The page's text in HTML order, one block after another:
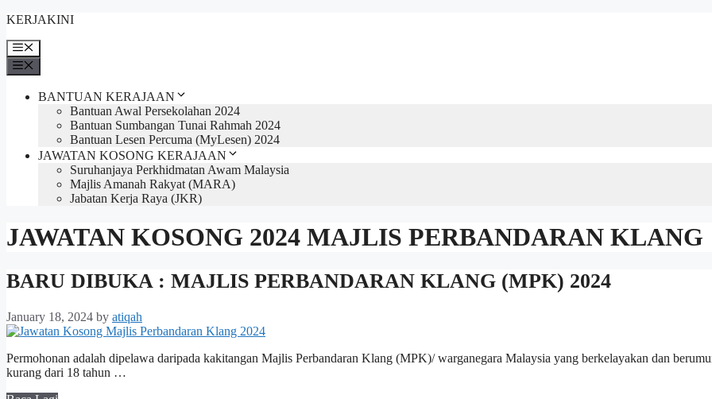
Skip
content
KERJAKINI
Menu
BANTUAN KERAJAAN
Bantuan Awal Persekolahan 2024
Bantuan Sumbangan Tunai Rahmah 2024
Bantuan Lesen Percuma (MyLesen) 2024
JAWATAN KOSONG KERAJAAN
Suruhanjaya Perkhidmatan Awam Malaysia
Majlis Amanah Rakyat (MARA)
Jabatan Kerja Raya (JKR)
JAWATAN KOSONG 2024 MAJLIS PERBANDARAN KLANG
BARU DIBUKA : MAJLIS PERBANDARAN KLANG (MPK) 2024
January 18, 2024 by atiqah
Permohonan adalah dipelawa daripada kakitangan Majlis Perbandaran Klang (MPK)/ warganegara Malaysia yang berkelayakan dan
kurang dari 18 tahun …